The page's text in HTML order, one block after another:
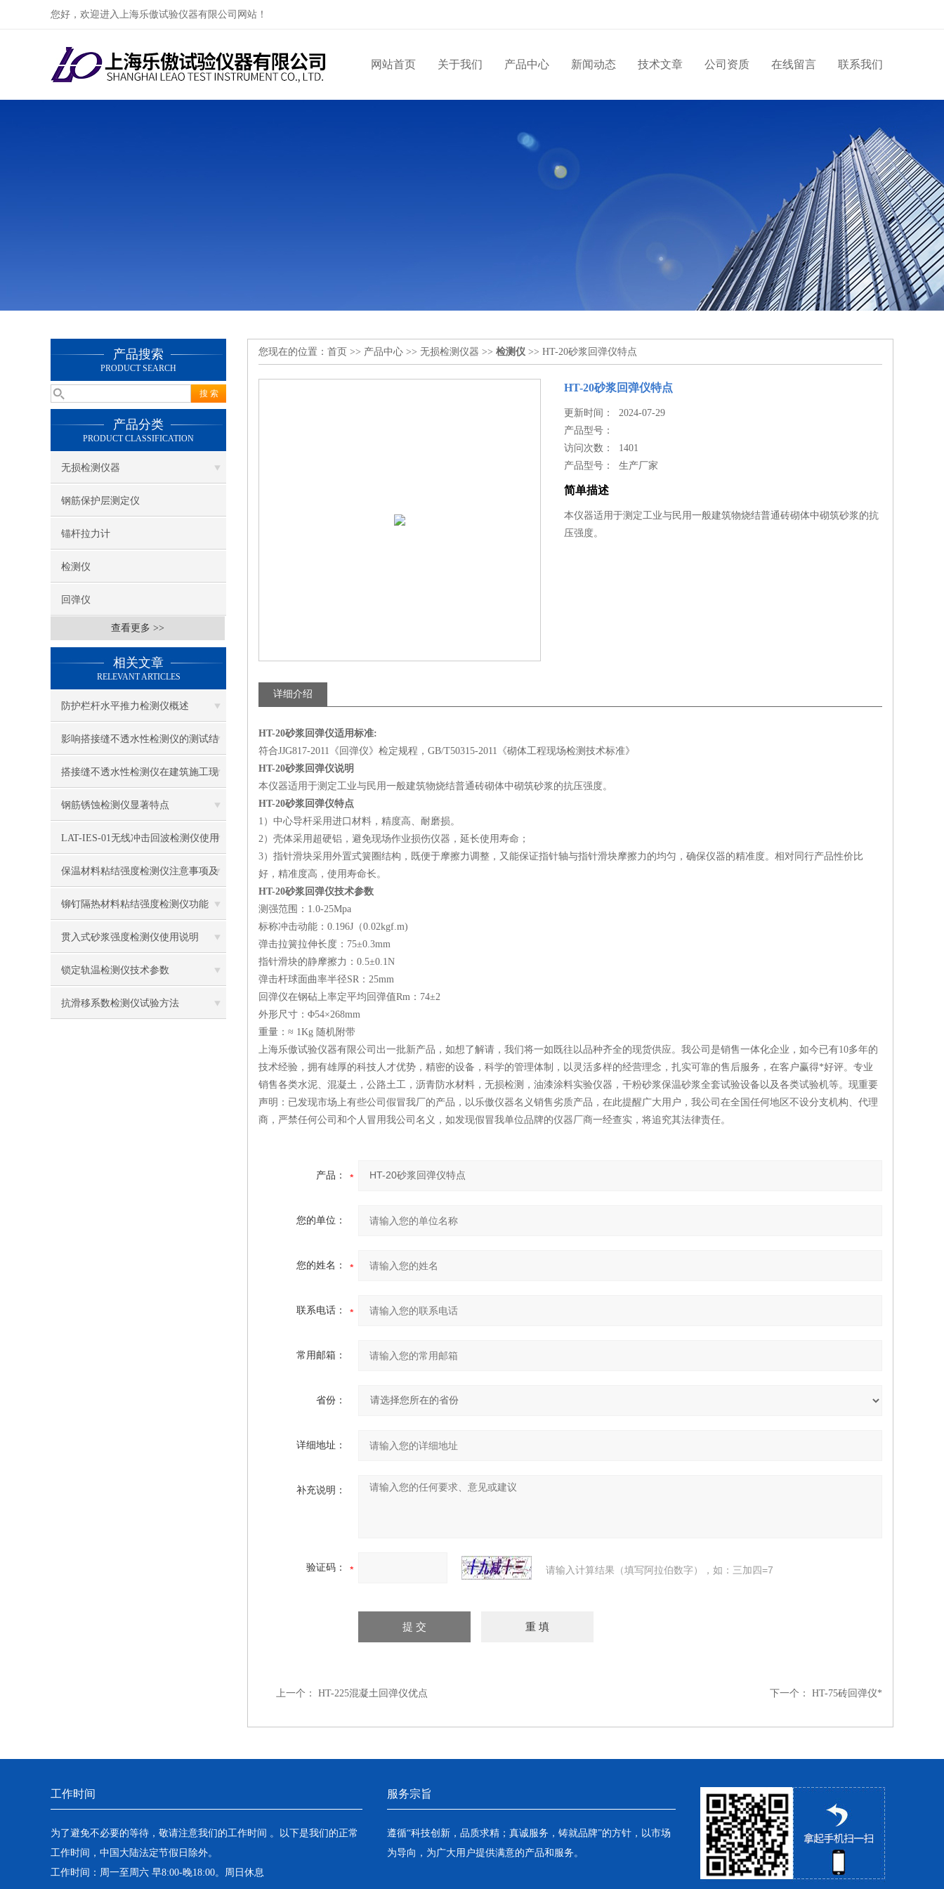
您好，欢迎进入上海乐傲试验仪器有限公司网站！
网站首页 关于我们 产品中心 新闻动态 技术文章 公司资质 在线留言 联系我们
产品搜索
PRODUCT SEARCH
产品分类
PRODUCT CLASSIFICATION
无损检测仪器
钢筋保护层测定仪
锚杆拉力计
检测仪
回弹仪
查看更多 >>
相关文章
RELEVANT ARTICLES
防护栏杆水平推力检测仪概述
影响搭接缝不透水性检测仪的测试结
果的因素有哪些？
搭接缝不透水性检测仪在建筑施工现
场中的应用
钢筋锈蚀检测仪显著特点
LAT-IES-01无线冲击回波检测仪使用
操作方法
保温材料粘结强度检测仪注意事项及
保养
铆钉隔热材料粘结强度检测仪功能
贯入式砂浆强度检测仪使用说明
锁定轨温检测仪技术参数
抗滑移系数检测仪试验方法
您现在的位置： 首页 >> 产品中心 >> 无损检测仪器 >> 检测仪 >> HT-20砂浆回弹仪特点
HT-20砂浆回弹仪特点
更新时间： 2024-07-29
产品型号：
访问次数： 1401
产品型号： 生产厂家
简单描述
本仪器适用于测定工业与民用一般建筑物烧结普通砖砌体中砌筑砂浆的抗
压强度。
详细介绍
HT-20砂浆回弹仪适用标准:
符合JJG817-2011《回弹仪》检定规程，GB/T50315-2011《砌体工程现场检测技术标准》
HT-20砂浆回弹仪说明
本仪器适用于测定工业与民用一般建筑物烧结普通砖砌体中砌筑砂浆的抗压强度。
HT-20砂浆回弹仪特点
1）中心导杆采用进口材料，精度高、耐磨损。
2）壳体采用超硬铝，避免现场作业损伤仪器，延长使用寿命；
3）指针滑块采用外置式簧圈结构，既便于摩擦力调整，又能保证指针轴与指针滑块摩擦力的均匀，确保仪器的精准度。相对同行产品性价比
好，精准度高，使用寿命长。
HT-20砂浆回弹仪技术参数
测强范围：1.0-25Mpa
标称冲击动能：0.196J（0.02kgf.m)
弹击拉簧拉伸长度：75±0.3mm
指针滑块的静摩擦力：0.5±0.1N
弹击杆球面曲率半径SR：25mm
回弹仪在钢砧上率定平均回弹值Rm：74±2
外形尺寸：Φ54×268mm
重量：≈ 1Kg 随机附带
上海乐傲试验仪器有限公司出一批新产品，如想了解请，我们将一如既往以品种齐全的现货供应。我公司是销售一体化企业，如今已有10多年的
技术经验，拥有雄厚的科技人才优势，精密的设备，科学的管理体制，以灵活多样的经营理念，扎实可靠的售后服务，在客户赢得*好评。专业
销售各类水泥、混凝土，公路土工，沥青防水材料，无损检测，油漆涂料实验仪器，干粉砂浆保温砂浆全套试验设备以及各类试验机等。现重要
声明：已发现市场上有些公司假冒我厂的产品，以乐傲仪器名义销售劣质产品，在此提醒广大用户，我公司在全国任何地区不设分支机构、代理
商，严禁任何公司和个人冒用我公司名义，如发现假冒我单位品牌的仪器厂商一经查实，将追究其法律责任。
产品：
您的单位：
您的姓名：
联系电话：
常用邮箱：
省份：
详细地址：
补充说明：
验证码： 请输入计算结果（填写阿拉伯数字），如：三加四=7
上一个： HT-225混凝土回弹仪优点 下一个： HT-75砖回弹仪*
工作时间
为了避免不必要的等待，敬请注意我们的工作时间 。以下是我们的正常
工作时间，中国大陆法定节假日除外。
工作时间：周一至周六 早8:00-晚18:00。周日休息
服务宗旨
遵循“科技创新，品质求精；真诚服务，铸就品牌”的方针，以市场
为导向，为广大用户提供满意的产品和服务。